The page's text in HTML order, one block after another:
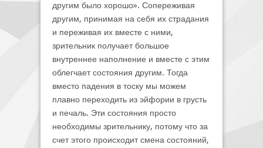
другим было хорошо». Сопереживая
другим, принимая на себя их страдания
и переживая их вместе с ними,
зрительник получает большое
внутреннее наполнение и вместе с этим
облегчает состояния другим. Тогда
вместо падения в тоску мы можем
плавно переходить из эйфории в грусть
и печаль. Эти состояния просто
необходимы зрительнику, потому что за
счет этого происходит смена состояний,